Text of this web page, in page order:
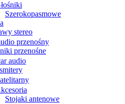
Szerokopasmowe
stereo
przenośny
przenośne
audio
Stojaki antenowe